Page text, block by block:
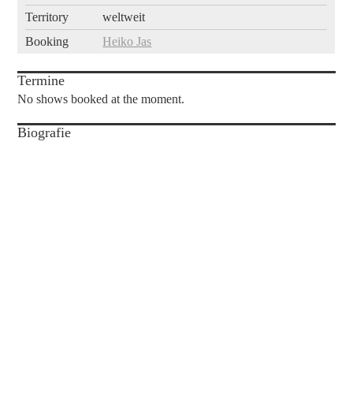
Territory
weltweit
Booking
Heiko Jas
Termine
No shows booked at the moment.
Biografie